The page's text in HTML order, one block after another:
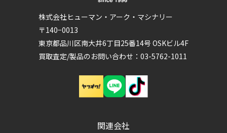
株式会社ヒューマン・アーク・マシナリー
〒140−0013
東京都品川区南大井6丁目25番14号 OSKビル4F
買取査定/製品のお問い合わせ：03-5762-1011
関連会社